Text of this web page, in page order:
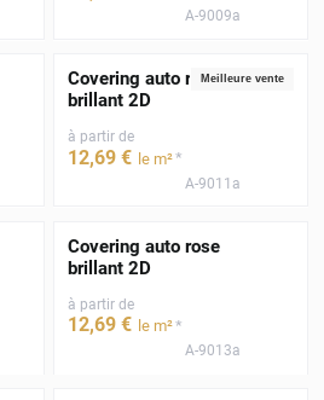
A-9009a
Meilleure vente
Covering auto rouge
brillant 2D
à partir de
12,69 € le m²*
A-9011a
Covering auto rose
brillant 2D
à partir de
12,69 € le m²*
A-9013a